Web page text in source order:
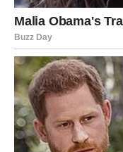
dopisivanje koje će
Neko vas posmatra
Ovo je dan kada
dolazi onda kada
Vaga